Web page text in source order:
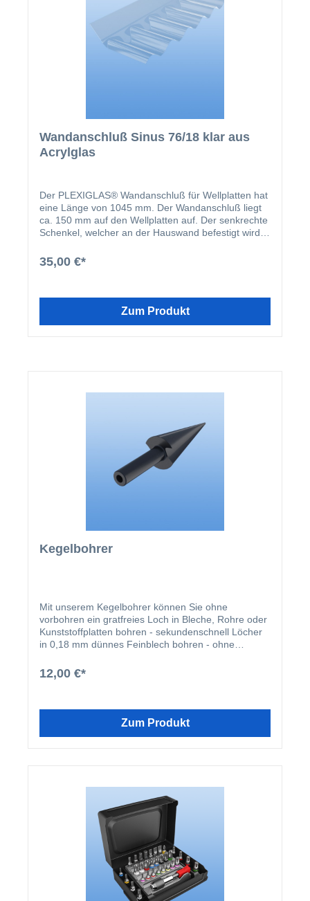
Wandanschluß Sinus 76/18 klar aus
Acrylglas
Der PLEXIGLAS® Wandanschluß für Wellplatten hat
eine Länge von 1045 mm. Der Wandanschluß liegt
ca. 150 mm auf den Wellplatten auf. Der senkrechte
Schenkel, welcher an der Hauswand befestigt wird,
den Wandanschluß für unsere Welllichtplatten aus
Polycarbonat verwenden, beachten Sie bitte, dass
Lichtplatten benötigen.
35,00 €*
Zum Produkt
Kegelbohrer
Mit unserem Kegelbohrer können Sie ohne
vorbohren ein gratfreies Loch in Bleche, Rohre oder
Kunststoffplatten bohren - sekundenschnell Löcher
in 0,18 mm dünnes Feinblech bohren - ohne
ähnliche Materialien bohren - ohne Ausbrüche oder
Risse sich überschneidende Löcher bohren Der
Durchmesser von 3-14mm, wobei die Bohrung
12,00 €*
Zum Produkt